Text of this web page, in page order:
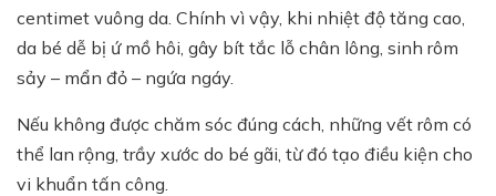
centimet vuông da. Chính vì vậy, khi nhiệt độ tăng cao,
da bé dễ bị ứ mồ hôi, gây bít tắc lỗ chân lông, sinh rôm
sảy – mẩn đỏ – ngứa ngáy.
Nếu không được chăm sóc đúng cách, những vết rôm có
thể lan rộng, trầy xước do bé gãi, từ đó tạo điều kiện cho
vi khuẩn tấn công.